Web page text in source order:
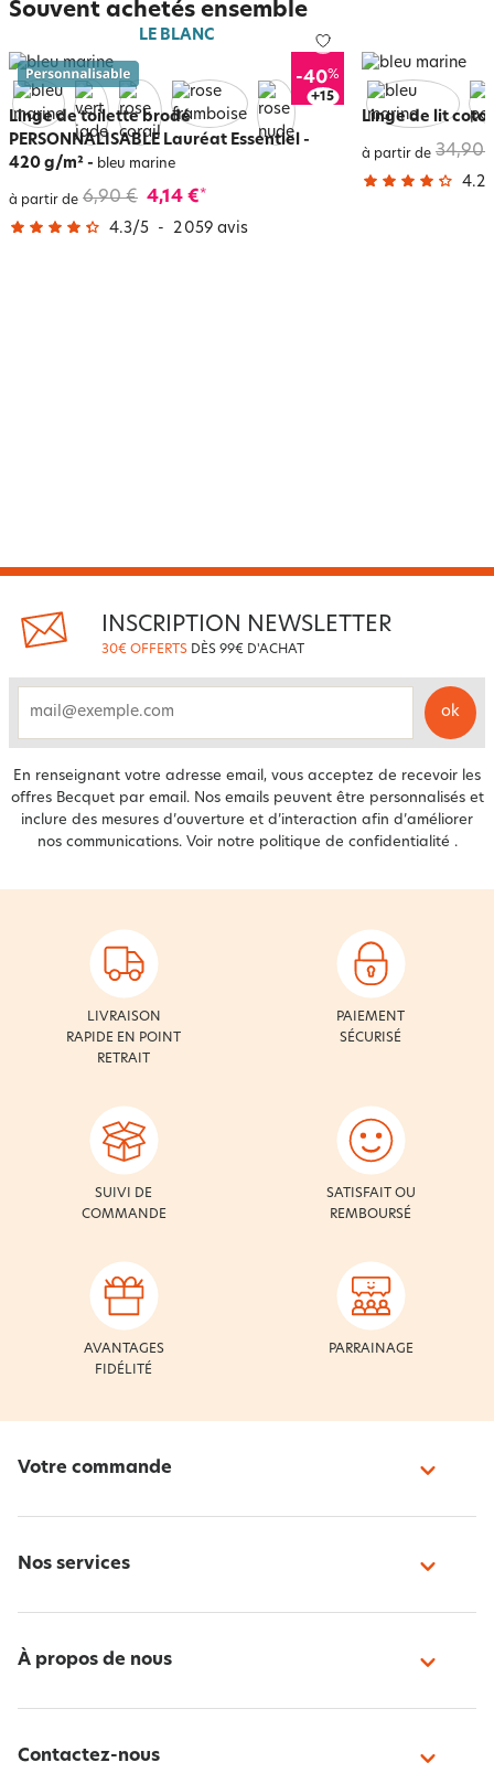
Souvent achetés ensemble
LE BLANC
-40%
+19
Linge de toilette brodé
PERSONNALISABLE Lauréat Essentiel -
420 g/m² - bleu marine
à partir de 6,90 € 4,14 €*
4.3/5 - 2 059 avis
Linge de lit
à partir de 34,90
4.2
INSCRIPTION NEWSLETTER
30€ OFFERTS DÈS 99€ D'ACHAT
ok
En renseignant votre adresse email, vous acceptez de recevoir les
offres Becquet par email. Nos emails peuvent être personnalisés et
inclure des mesures d’ouverture et d’interaction afin d’améliorer
nos communications. Voir notre politique de confidentialité .
LIVRAISON
RAPIDE EN POINT
RETRAIT
PAIEMENT
SÉCURISÉ
SUIVI DE
COMMANDE
SATISFAIT OU
REMBOURSÉ
AVANTAGES
FIDÉLITÉ
PARRAINAGE
Votre commande
Nos services
À propos de nous
Contactez-nous